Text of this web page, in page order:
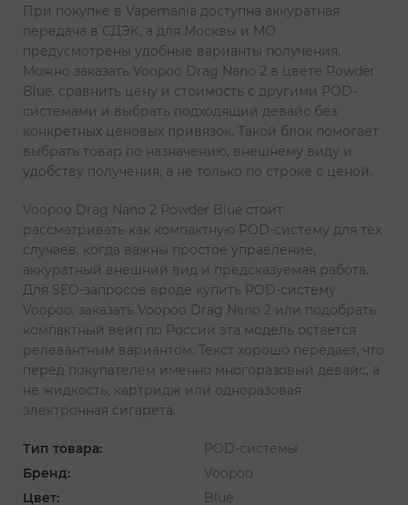
При покупке в Vapemania доступна аккуратная
передача в СДЭК, а для Москвы и МО
предусмотрены удобные варианты получения.
Можно заказать Voopoo Drag Nano 2 в цвете Powder
Blue, сравнить цену и стоимость с другими POD-
системами и выбрать подходящий девайс без
конкретных ценовых привязок. Такой блок помогает
выбрать товар по назначению, внешнему виду и
удобству получения, а не только по строке с ценой.
Voopoo Drag Nano 2 Powder Blue стоит
рассматривать как компактную POD-систему для тех
случаев, когда важны простое управление,
аккуратный внешний вид и предсказуемая работа.
Для SEO-запросов вроде купить POD-систему
Voopoo, заказать Voopoo Drag Nano 2 или подобрать
компактный вейп по России эта модель остается
релевантным вариантом. Текст хорошо передает, что
перед покупателем именно многоразовый девайс, а
не жидкость, картридж или одноразовая
электронная сигарета.
Тип товара:
POD-системы
Бренд:
Voopoo
Цвет:
Blue